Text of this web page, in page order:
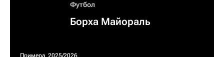
Футбол
Борха Майораль
Примера 2025/2026